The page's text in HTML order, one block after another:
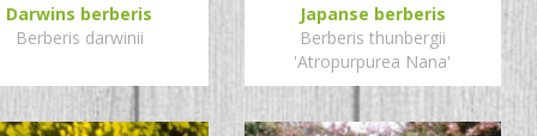
Darwins berberis
Berberis darwinii
Japanse berberis
Berberis thunbergii
'Atropurpurea Nana'